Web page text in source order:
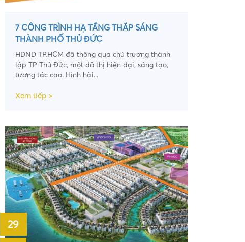
7 CÔNG TRÌNH HẠ TẦNG THẮP SÁNG
THÀNH PHỐ THỦ ĐỨC
HĐND TP.HCM đã thông qua chủ trương thành
lập TP Thủ Đức, một đô thị hiện đại, sáng tạo,
tương tác cao. Hình hài...
Xem tiếp >
29